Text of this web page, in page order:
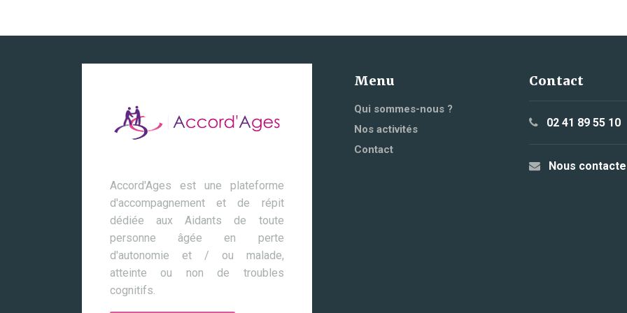
Accord'Ages est une plateforme
d'accompagnement et de répit
dédiée aux Aidants de toute
personne âgée en perte
d'autonomie et / ou malade,
atteinte ou non de troubles
cognitifs.
Menu
Qui sommes-nous ?
Nos activités
Contact
Contact
02 41 89 55 10
Nous